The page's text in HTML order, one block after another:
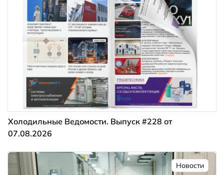
Холодильные Ведомости. Выпуск #228 от
07.08.2026
Новости